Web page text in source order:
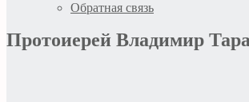
Обратная связь
Протоиерей Владимир